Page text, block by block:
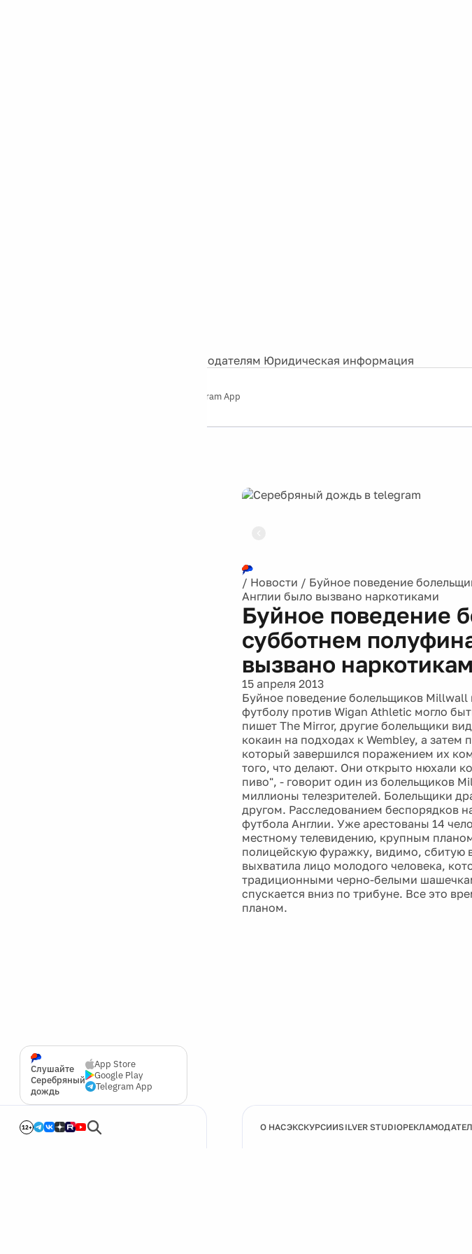
Рекламодателям Юридическая информация
Telegram App
Слушайте
Серебряный
дождь
App Store
Google Play
Telegram App
12+
/ Новости / Буйное поведение
Англии было вызвано наркотиками
Буйное поведение
субботнем
вызвано
15 апреля 2013
Буйное поведение болельщиков
футболу против Wigan Athletic могло
пишет The Mirror, другие болельщики
кокаин на подходах к Wembley, а
который завершился поражением их
того, что делают. Они открыто нюхали
пиво", - говорит один из болельщиков
миллионы телезрителей. Болельщики
другом. Расследованием беспорядков
футбола Англии. Уже арестованы 14
местному телевидению, крупным
полицейскую фуражку, видимо, сбитую
выхватила лицо молодого человека,
традиционными черно-белыми
спускается вниз по трибуне. Все это
планом.
О НАСЭКСКУРСИИSILVER STUDIO